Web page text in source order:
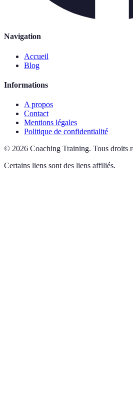
Navigation
Accueil
Blog
Informations
A propos
Contact
Mentions légales
Politique de confidentialité
© 2026 Coaching Training. Tous droits
Certains liens sont des liens affiliés.